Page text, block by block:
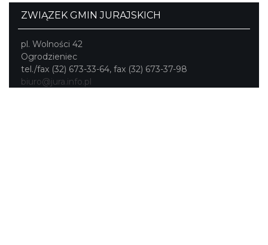
ZWIĄZEK GMIN JURAJSKICH
pl. Wolności 42
Ogrodzieniec
tel./fax (32) 673-33-64, fax (32) 673-37-98
biuro@jura.info.pl